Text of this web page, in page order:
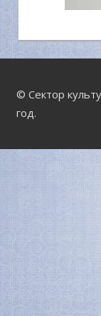
© Сектор
год.